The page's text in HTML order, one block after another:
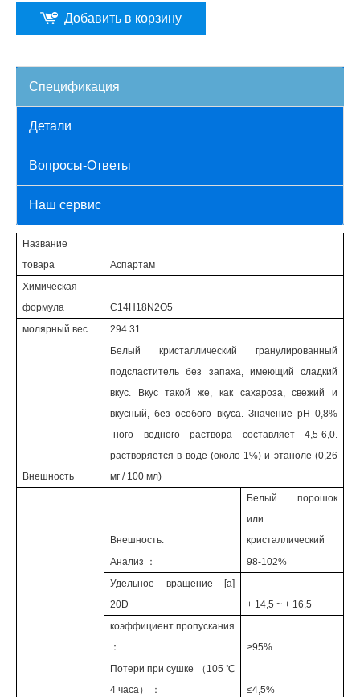
Добавить в корзину
Спецификация
Детали
Вопросы-Ответы
Наш сервис
Название
товара
Аспартам
Химическая
формула
C14H18N2O5
молярный вес
294.31
Внешность
Белый кристаллический гранулированный
подсластитель без запаха, имеющий сладкий
вкус. Вкус такой же, как сахароза, свежий и
вкусный, без особого вкуса. Значение pH 0,8%
-ного водного раствора составляет 4,5-6,0.
растворяется в воде (около 1%) и этаноле (0,26
мг / 100 мл)
Внешность:
Белый порошок
или
кристаллический
Анализ ：
98-102%
Удельное вращение [a]
20D
+ 14,5 ~ + 16,5
коэффициент пропускания
：
≥95%
Потери при сушке （105 ℃
4 часа） ：
≤4,5%